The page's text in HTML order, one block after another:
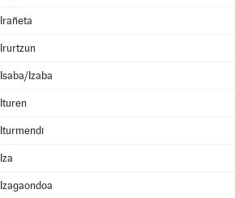
Irañeta
Irurtzun
Isaba/Izaba
Ituren
Iturmendi
Iza
Izagaondoa